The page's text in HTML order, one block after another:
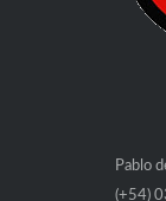
Pablo
(+54)